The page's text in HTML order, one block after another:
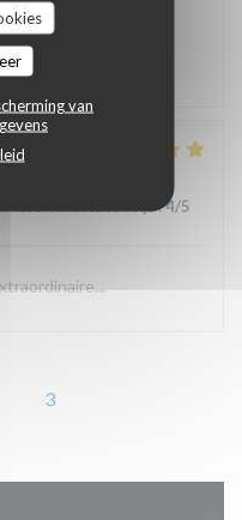
van
et saveur très
:4/5
3